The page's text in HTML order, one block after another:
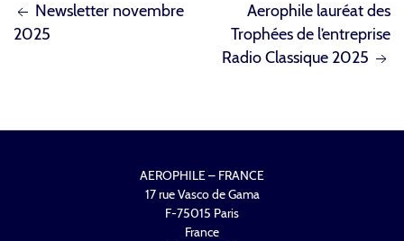
NAVIGATION
DE
Newsletter novembre
2025
Aerophile lauréat des
Trophées de l’entreprise
Radio Classique 2025
AEROPHILE – FRANCE
17 rue Vasco de Gama
F-75015 Paris
France